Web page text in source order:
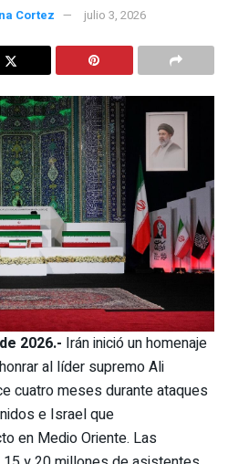
Cortez julio 3, 2026
2026.- Irán inició un homenaje
al líder supremo Ali
cuatro meses durante ataques
e Israel que
en Medio Oriente. Las